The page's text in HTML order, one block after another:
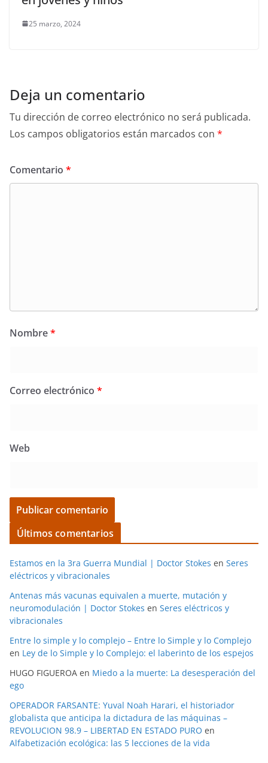
25 marzo, 2024
Deja un comentario
Tu dirección de correo electrónico no será publicada.
Los campos obligatorios están marcados con *
Comentario *
Nombre*
Correo electrónico *
Web
Últimos comentarios
Estamos en la 3ra Guerra Mundial | Doctor Stokes en Seres
eléctricos y vibracionales
Antenas más vacunas equivalen a muerte, mutación y
neuromodulación | Doctor Stokes en Seres eléctricos y
vibracionales
Entre lo simple y lo complejo – Entre lo Simple y lo Complejo
en Ley de lo Simple y lo Complejo: el laberinto de los espejos
HUGO FIGUEROA en Miedo a la muerte: La desesperación del
ego
OPERADOR FARSANTE: Yuval Noah Harari, el historiador
globalista que anticipa la dictadura de las máquinas –
REVOLUCION 98.9 – LIBERTAD EN ESTADO PURO en
Alfabetización ecológica: las 5 lecciones de la vida